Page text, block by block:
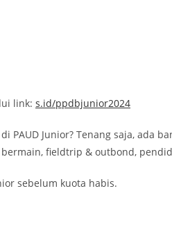
link: s.id/ppdbjunior2024
PAUD Junior? Tenang saja, ada
fieldtrip & outbond,
sebelum kuota habis.